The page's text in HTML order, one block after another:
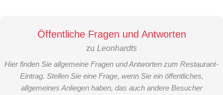
Öffentliche Fragen und Antworten
zu Leonhardts
Hier finden Sie allgemeine Fragen und Antworten zum Restaurant-
Eintrag. Stellen Sie eine Frage, wenn Sie ein öffentliches,
allgemeines Anliegen haben, das auch andere Besucher